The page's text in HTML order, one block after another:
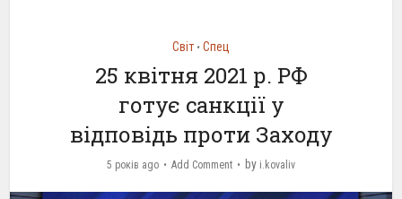
Світ • Спец
25 квітня 2021 р. РФ
готує санкції у
відповідь проти Заходу
5 років ago Add Comment by i.kovaliv